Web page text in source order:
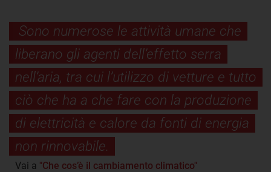
Sono numerose le attività umane che
liberano gli agenti dell’effetto serra
nell’aria, tra cui l’utilizzo di vetture e tutto
ciò che ha a che fare con la produzione
di elettricità e calore da fonti di energia
non rinnovabile.
Vai a "Che cos’è il cambiamento climatico"